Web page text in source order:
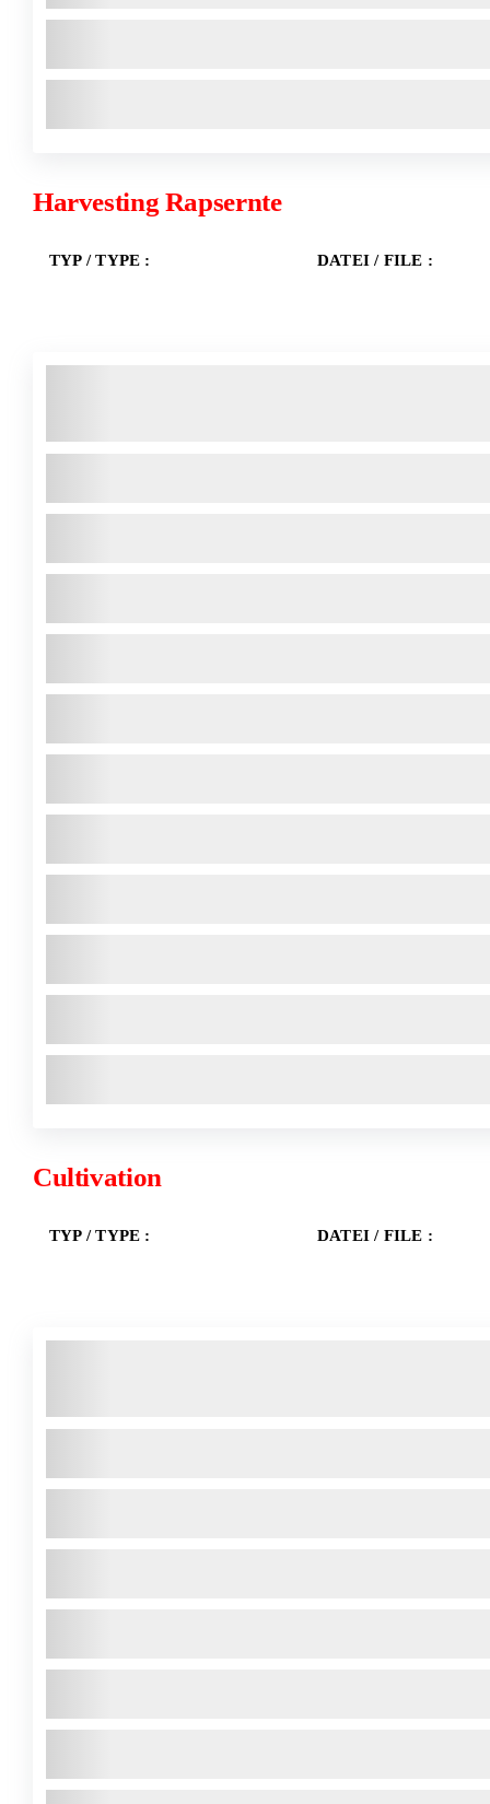
Harvesting Rapsernte
TYP / TYPE : DATEI / FILE :
Cultivation
TYP / TYPE : DATEI / FILE :